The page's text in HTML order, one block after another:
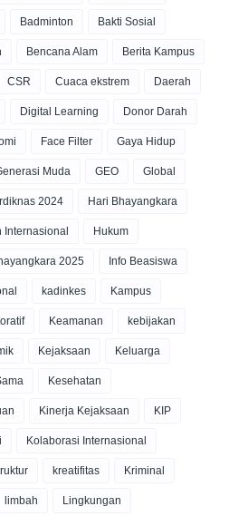
Badminton Bakti Sosial
Bencana Alam Berita Kampus
CSR Cuaca ekstrem Daerah
Digital Learning Donor Darah
Face Filter Gaya Hidup
Muda GEO Global
2024 Hari Bhayangkara
Internasional Hukum
2025 Info Beasiswa
kadinkes Kampus
Keamanan kebijakan
Kejaksaan Keluarga
Kesehatan
Kinerja Kejaksaan KIP
Kolaborasi Internasional
kreatifitas Kriminal
limbah Lingkungan